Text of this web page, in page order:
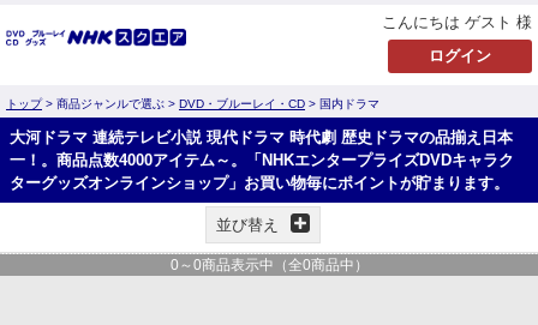
こんにちは ゲスト 様
トップ> 商品ジャンルで選ぶ > DVD・ブルーレイ・CD > 国内ドラマ
大河ドラマ 連続テレビ小説 現代ドラマ 時代劇 歴史ドラマの品揃え日本
一！。商品点数4000アイテム～。「NHKエンタープライズDVDキャラク
ターグッズオンラインショップ」お買い物毎にポイントが貯まります。
並び替え
0 ～ 0商品表示中（全0商品中）